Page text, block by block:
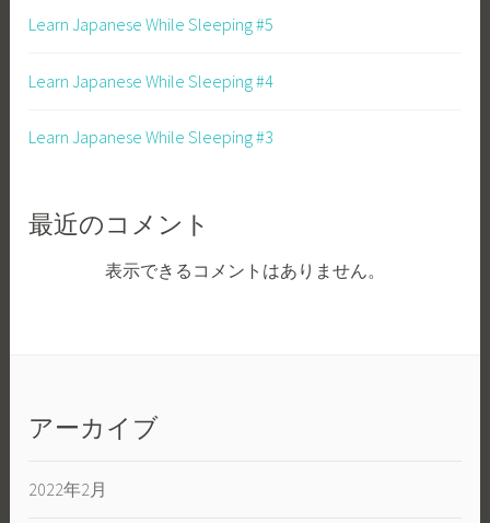
Learn Japanese While Sleeping #5
Learn Japanese While Sleeping #4
Learn Japanese While Sleeping #3
最近のコメント
表示できるコメントはありません。
アーカイブ
2022年2月